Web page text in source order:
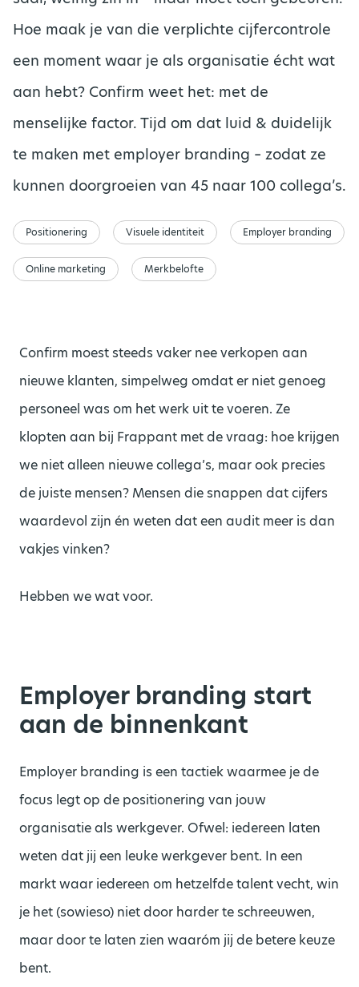
Hoe maak je van die verplichte cijfercontrole
een moment waar je als organisatie écht wat
aan hebt? Confirm weet het: met de
menselijke factor. Tijd om dat luid & duidelijk
te maken met employer branding – zodat ze
kunnen doorgroeien van 45 naar 100 collega’s.
Positionering Visuele identiteit Employer branding
Online marketing Merkbelofte
Confirm moest steeds vaker nee verkopen aan
nieuwe klanten, simpelweg omdat er niet genoeg
personeel was om het werk uit te voeren. Ze
klopten aan bij Frappant met de vraag: hoe krijgen
we niet alleen nieuwe collega’s, maar ook precies
de juiste mensen? Mensen die snappen dat cijfers
waardevol zijn én weten dat een audit meer is dan
vakjes vinken?
Hebben we wat voor.
Employer branding start
aan de binnenkant
Employer branding is een tactiek waarmee je de
focus legt op de positionering van jouw
organisatie als werkgever. Ofwel: iedereen laten
weten dat jij een leuke werkgever bent. In een
markt waar iedereen om hetzelfde talent vecht, win
je het (sowieso) niet door harder te schreeuwen,
maar door te laten zien waaróm jij de betere keuze
bent.